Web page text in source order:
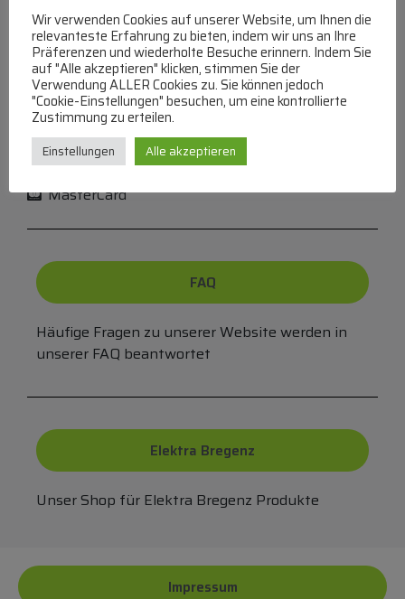
WhatsApp
Mit WhatsApp Kontakt mit dem Service Team
aufnehmen
(MO-DO 8-17, FR 8-15 Uhr,+43 1 267 67 60
Bei uns können Sie bezahlen per:
Überweisung
PayPal
MasterCard
FAQ
Häufige Fragen zu unserer Website werden in
unserer FAQ beantwortet
Elektra Bregenz
Unser Shop für Elektra Bregenz Produkte
Impressum
Wir verwenden Cookies auf unserer Website, um Ihnen die
relevanteste Erfahrung zu bieten, indem wir uns an Ihre
Präferenzen und wiederholte Besuche erinnern. Indem Sie
auf "Alle akzeptieren" klicken, stimmen Sie der
Verwendung ALLER Cookies zu. Sie können jedoch
"Cookie-Einstellungen" besuchen, um eine kontrollierte
Zustimmung zu erteilen.
Einstellungen Alle akzeptieren